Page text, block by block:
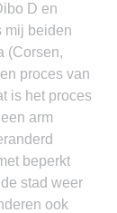
D en
mij beiden
(Corsen,
proces van
is het proces
arm
beperkt
stad weer
ook